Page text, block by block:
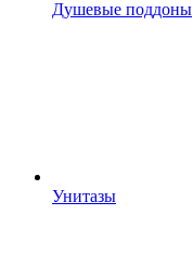
Душевые поддоны
Унитазы